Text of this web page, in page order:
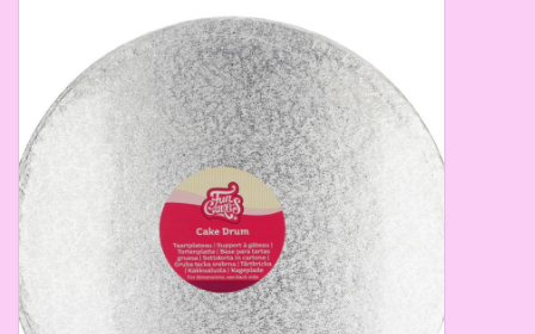
Presentatie en Verpakkingen
Thema's
Aanbiedingen
Cindy's Favorieten
Cadeaubonnen